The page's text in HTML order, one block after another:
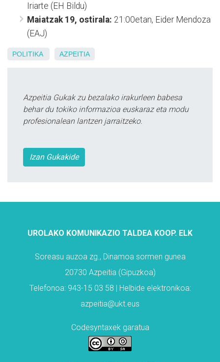
Iriarte (EH Bildu)
Maiatzak 19, ostirala: 21:00etan, Eider Mendoza
(EAJ)
POLITIKA AZPEITIA
Azpeitia Gukak zu bezalako irakurleen babesa
behar du tokiko informazioa euskaraz eta modu
profesionalean lantzen jarraitzeko.
Izan Gukakide
UROLAKO KOMUNIKAZIO TALDEA KOOP. ELK
Soreasu auzoa zg., Dinamoa sormen gunea
20730 Azpeitia (Gipuzkoa)
Telefonoa: 943-15 03 58 | Helbide elektronikoa:
azpeitia@ukt.eus
Codesyntaxek garatua